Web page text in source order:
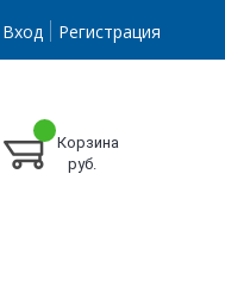
Вход Регистрация
Корзина
руб.